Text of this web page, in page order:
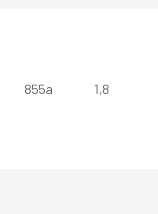
855a 1,8